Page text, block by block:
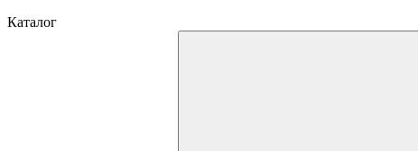
Каталог